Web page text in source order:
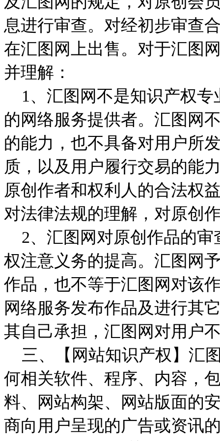
息进行审查。对经初步审查
在汇图网上出售。对于汇图
并理解：
1、汇图网不是知识产权专
的网络服务提供者。汇图网
的能力，也不具备对用户所
质，以及用户履行交易的能
原创作者和权利人的合法权
对法律法规的理解，对原创
2、汇图网对原创作品的审
权注意义务的提高。汇图网
作品，也不等于汇图网对该
网络服务发布作品及进行其
其自己承担，汇图网对用户
三、【网站知识产权】汇
何相关软件、程序、内容，
料、网站构架、网站版面的
商向用户呈现的广告或资讯